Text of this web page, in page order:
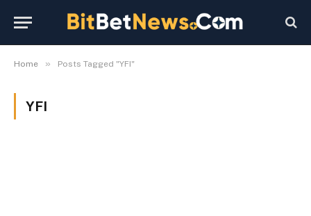
Home » Posts Tagged "YFI"
YFI